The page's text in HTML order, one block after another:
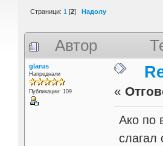
Страници: 1 [2] Надолу
Автор
glarus
Напреднали
Публикации: 109 «
Ако по
слагал